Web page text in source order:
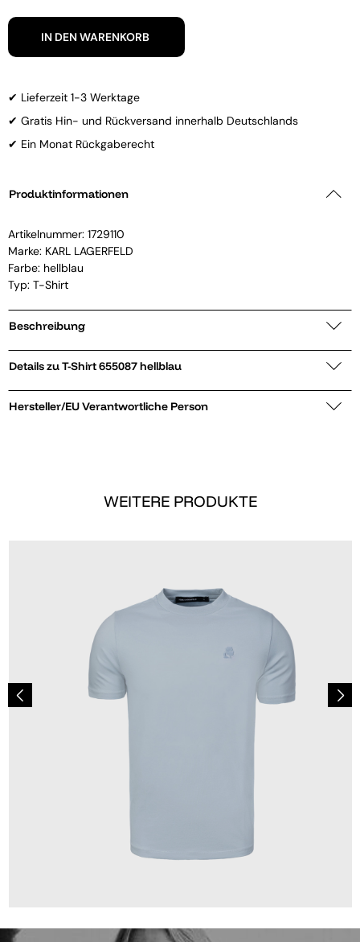
IN DEN WARENKORB
✔ Lieferzeit 1-3 Werktage
✔ Gratis Hin- und Rückversand innerhalb Deutschlands
✔ Ein Monat Rückgaberecht
Produktinformationen
Artikelnummer: 1729110
Marke: KARL LAGERFELD
Farbe: hellblau
Typ: T-Shirt
Beschreibung
Details zu T-Shirt 655087 hellblau
Hersteller/EU Verantwortliche Person
WEITERE PRODUKTE